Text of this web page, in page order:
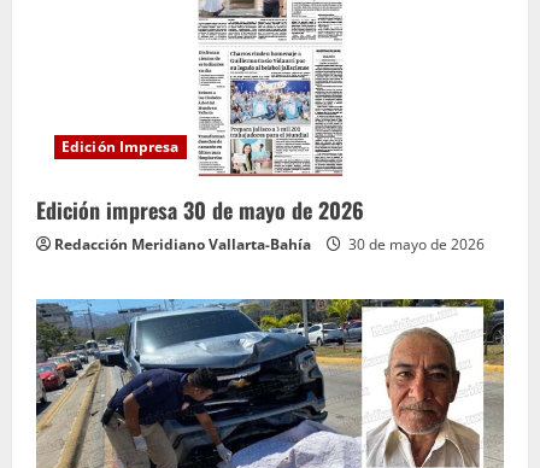
Edición Impresa
Edición impresa 30 de mayo de 2026
Redacción Meridiano Vallarta-Bahía 30 de mayo de 2026